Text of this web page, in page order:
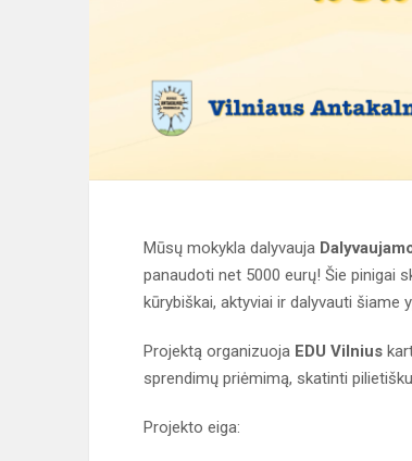
Mūsų mokykla dalyvauja
panaudoti net 5000 eurų! Šie pinigai
kūrybiškai, aktyviai ir dalyvauti šiame
Projektą organizuoja EDU Vilnius
sprendimų priėmimą, skatinti
Projekto eiga: